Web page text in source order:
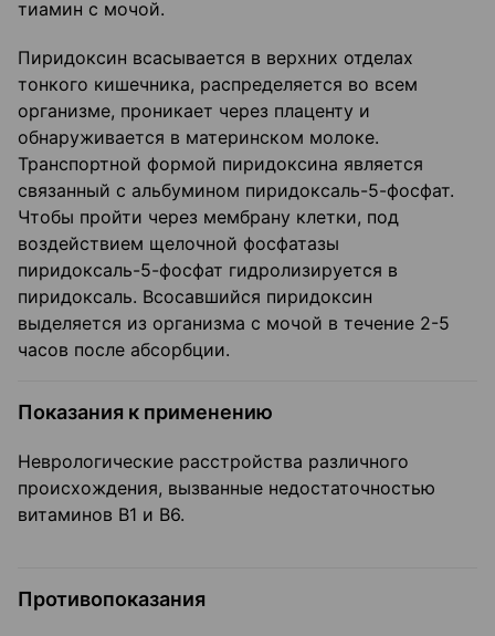
тиамин с мочой.
Пиридоксин всасывается в верхних отделах
тонкого кишечника, распределяется во всем
организме, проникает через плаценту и
обнаруживается в материнском молоке.
Транспортной формой пиридоксина является
связанный с альбумином пиридоксаль-5-фосфат.
Чтобы пройти через мембрану клетки, под
воздействием щелочной фосфатазы
пиридоксаль-5-фосфат гидролизируется в
пиридоксаль. Всосавшийся пиридоксин
выделяется из организма с мочой в течение 2-5
часов после абсорбции.
Показания к применению
Неврологические расстройства различного
происхождения, вызванные недостаточностью
витаминов B1 и В6.
Противопоказания